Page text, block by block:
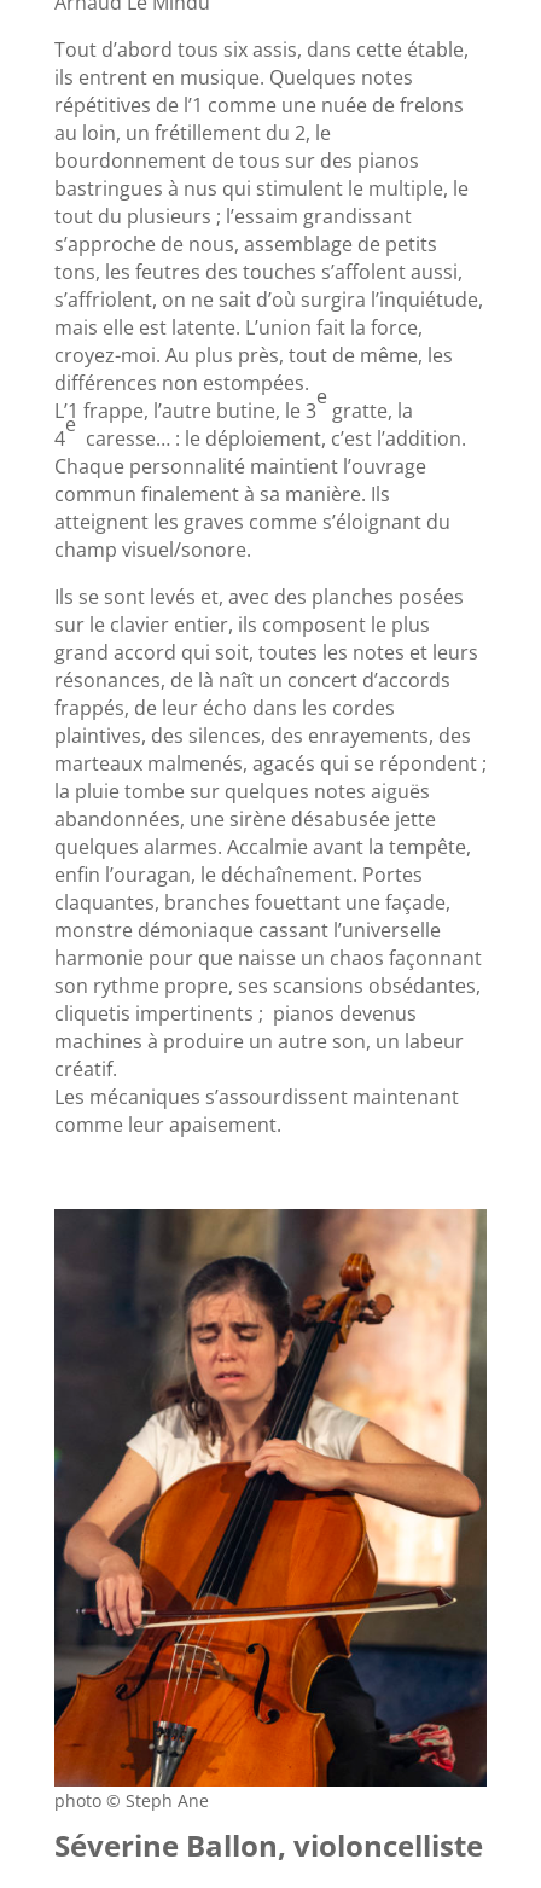
Tout d’abord tous six assis, dans cette étable,
ils entrent en musique. Quelques notes
répétitives de l’1 comme une nuée de frelons
au loin, un frétillement du 2, le
bourdonnement de tous sur des pianos
bastringues à nus qui stimulent le multiple, le
tout du plusieurs ; l’essaim grandissant
s’approche de nous, assemblage de petits
tons, les feutres des touches s’affolent aussi,
s’affriolent, on ne sait d’où surgira l’inquiétude,
mais elle est latente. L’union fait la force,
croyez-moi. Au plus près, tout de même, les
différences non estompées.
L’1 frappe, l’autre butine, le 3
e
gratte, la
4
e
caresse… : le déploiement, c’est l’addition.
Chaque personnalité maintient l’ouvrage
commun finalement à sa manière. Ils
atteignent les graves comme s’éloignant du
champ visuel/sonore.
Ils se sont levés et, avec des planches posées
sur le clavier entier, ils composent le plus
grand accord qui soit, toutes les notes et leurs
résonances, de là naît un concert d’accords
frappés, de leur écho dans les cordes
plaintives, des silences, des enrayements, des
marteaux malmenés, agacés qui se répondent ;
la pluie tombe sur quelques notes aiguës
abandonnées, une sirène désabusée jette
quelques alarmes. Accalmie avant la tempête,
enfin l’ouragan, le déchaînement. Portes
claquantes, branches fouettant une façade,
monstre démoniaque cassant l’universelle
harmonie pour que naisse un chaos façonnant
son rythme propre, ses scansions obsédantes,
cliquetis impertinents ; pianos devenus
machines à produire un autre son, un labeur
créatif.
Les mécaniques s’assourdissent maintenant
comme leur apaisement.
photo © Steph Ane
Séverine Ballon, violoncelliste